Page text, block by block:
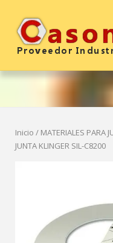
contenido
Inicio
Inicio / MATERIALES PARA
JUNTA KLINGER SIL-C8200